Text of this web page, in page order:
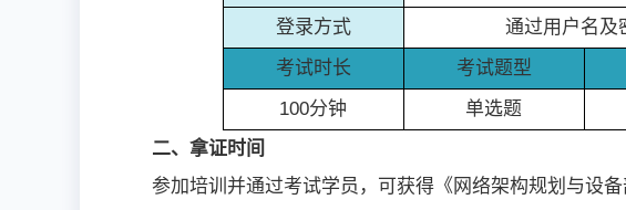
登录方式
通过用户名及
考试时长
考试题型
100分钟
单选题
二、拿证时间
参加培训并通过考试学员，可获得《网络架构规划与设